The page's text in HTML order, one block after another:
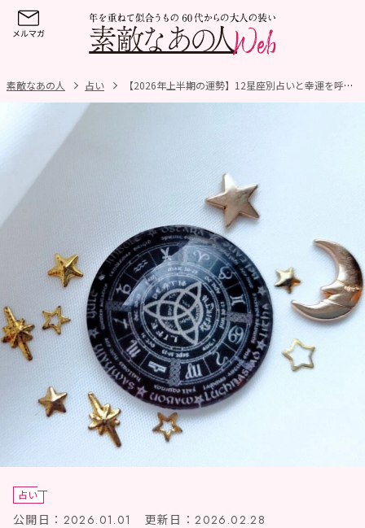
素敵なあの人 占い 【2026年上半期の運勢】12星座別占いと幸運を呼ぶ過ごし方をチェック！【占星術家・AMIが指南！】
占い
公開日： 2026.01.01 更新日： 2026.02.28